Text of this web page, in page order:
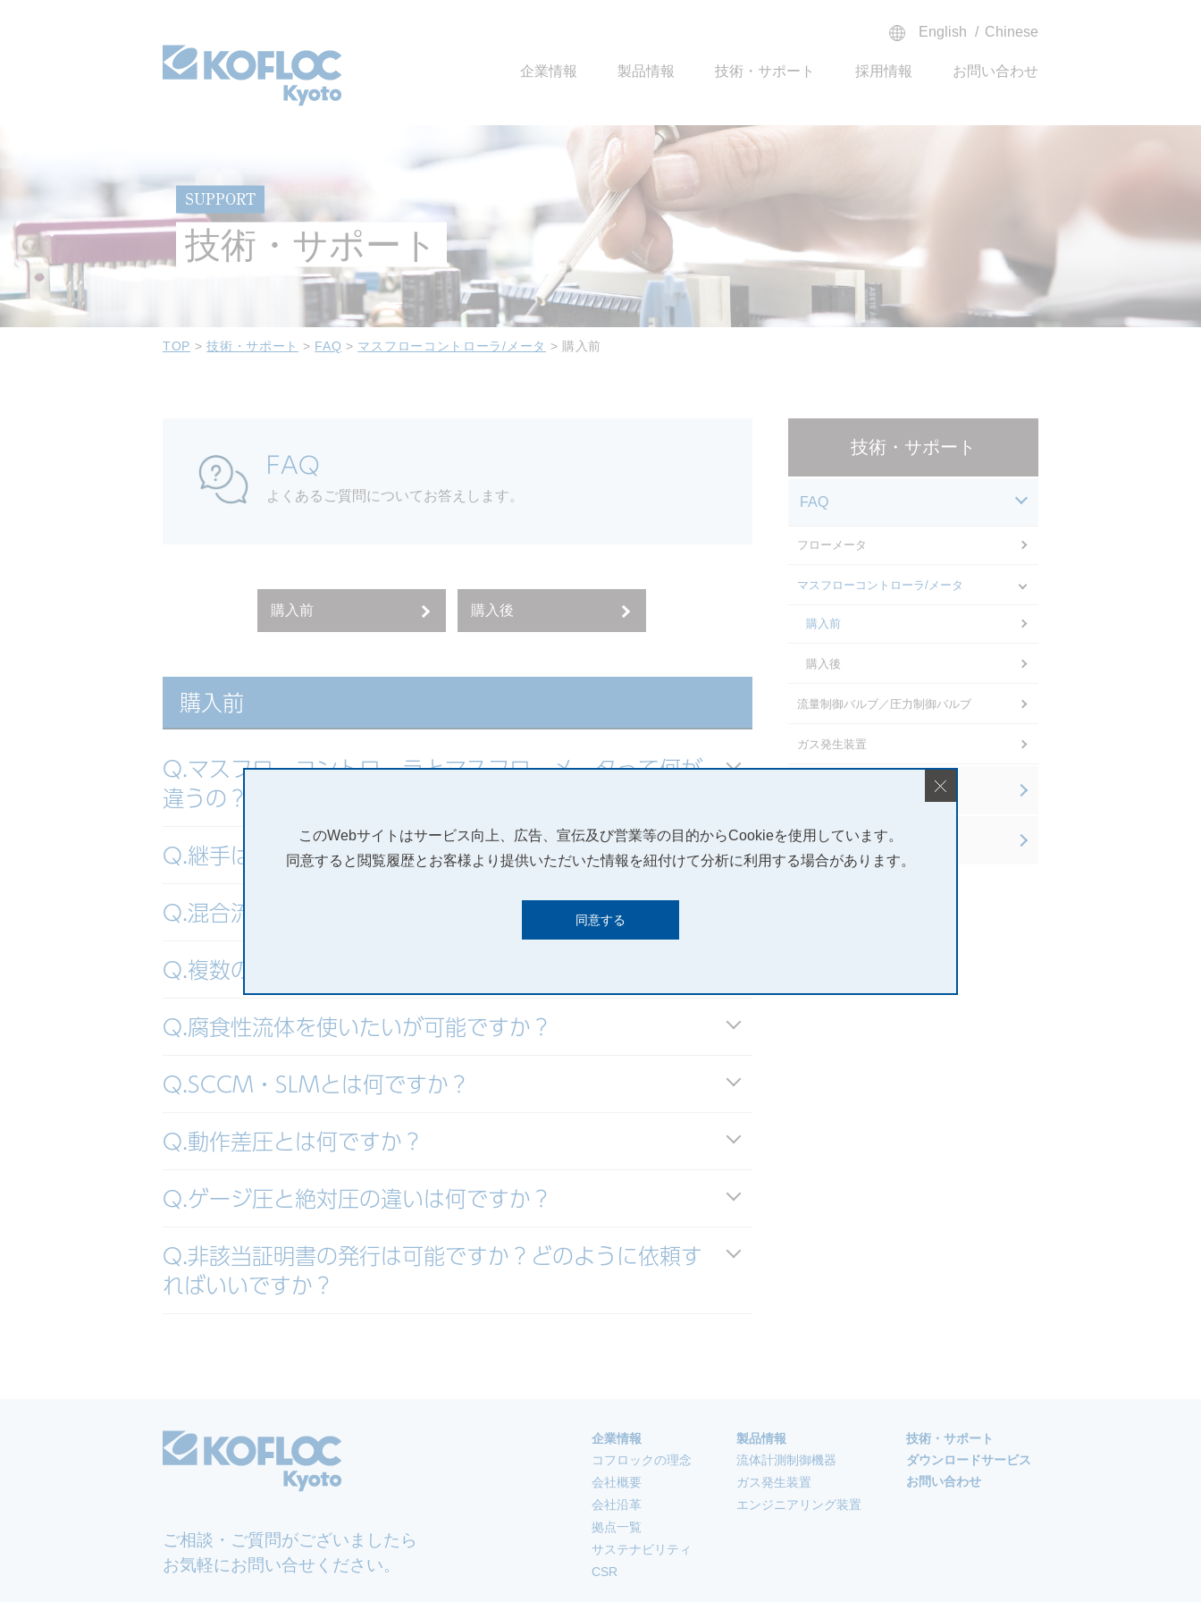
English Chinese
企業情報 製品情報 技術・サポート 採用情報 お問い合わせ
SUPPORT
技術・サポート
TOP >技術・サポート > FAQ > マスフローコントローラ/メータ > 購入前
FAQ
よくあるご質問についてお答えします。
購入前 購入後
購入前
Q.マスフローコントローラとマスフローメータって何が
違うの？
Q.継手は何が選べますか？
Q.混合流体で使いたいが可能ですか？
Q.複数の流体で使いたいが可能ですか？
Q.腐食性流体を使いたいが可能ですか？
Q.SCCM・SLMとは何ですか？
Q.動作差圧とは何ですか？
Q.ゲージ圧と絶対圧の違いは何ですか？
Q.非該当証明書の発行は可能ですか？どのように依頼す
ればいいですか？
技術・サポート
FAQ
フローメータ
マスフローコントローラ/メータ
購入前
購入後
流量制御バルブ／圧力制御バルブ
ガス発生装置
サポート
ご相談・ご質問がございましたら
お気軽にお問い合せください。
企業情報
コフロックの理念
会社概要
会社沿革
拠点一覧
サステナビリティ
CSR
製品情報
流体計測制御機器
ガス発生装置
エンジニアリング装置
技術・サポート
ダウンロードサービス
お問い合わせ
このWebサイトはサービス向上、広告、宣伝及び営業等の目的からCookieを使用しています。
同意すると閲覧履歴とお客様より提供いただいた情報を紐付けて分析に利用する場合があります。
同意する